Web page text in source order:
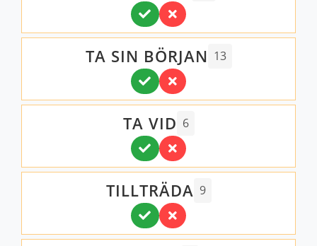
TA SIN BÖRJAN 13
TA VID 6
TILLTRÄDA 9